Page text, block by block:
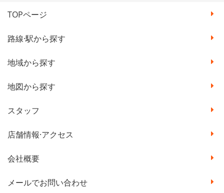
TOPページ
路線·駅から探す
地域から探す
地図から探す
スタッフ
店舗情報·アクセス
会社概要
メールでお問い合わせ